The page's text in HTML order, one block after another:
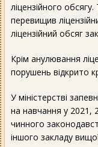
ліцензійного
перевищив
ліцензійний обсяг
Крім анулювання
порушень відкрито
У міністерстві
на навчання у 2021,
чинного
іншого закладу